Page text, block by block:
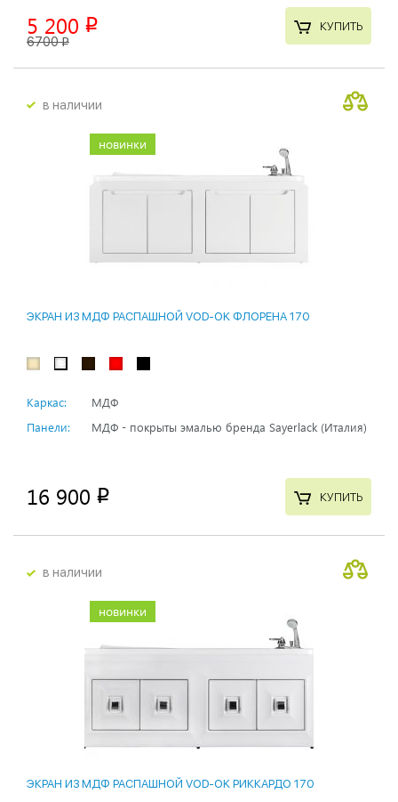
5 200 p
6700p
КУПИТЬ
в наличии
новинки
ЭКРАН ИЗ МДФ РАСПАШНОЙ VOD-OK ФЛОРЕНА 170
Каркас:
МДФ
Панели:
МДФ - покрыты эмалью бренда Sayerlack (Италия)
16 900 p КУПИТЬ
в наличии
новинки
ЭКРАН ИЗ МДФ РАСПАШНОЙ VOD-OK РИККАРДО 170